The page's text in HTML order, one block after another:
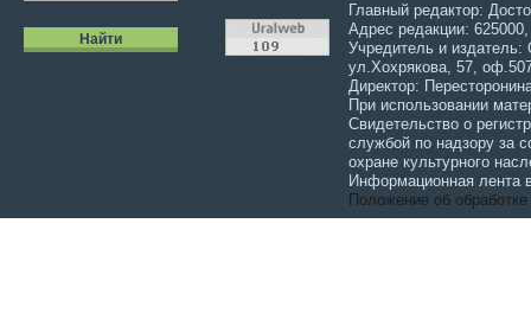
Главный редактор:
Адрес редакции:
Учредитель и
ул.Хохрякова, 57,
Директор:
При использовании
Свидетельство о
службой по надзору за
охране культурного
Информационная лента
Положение об